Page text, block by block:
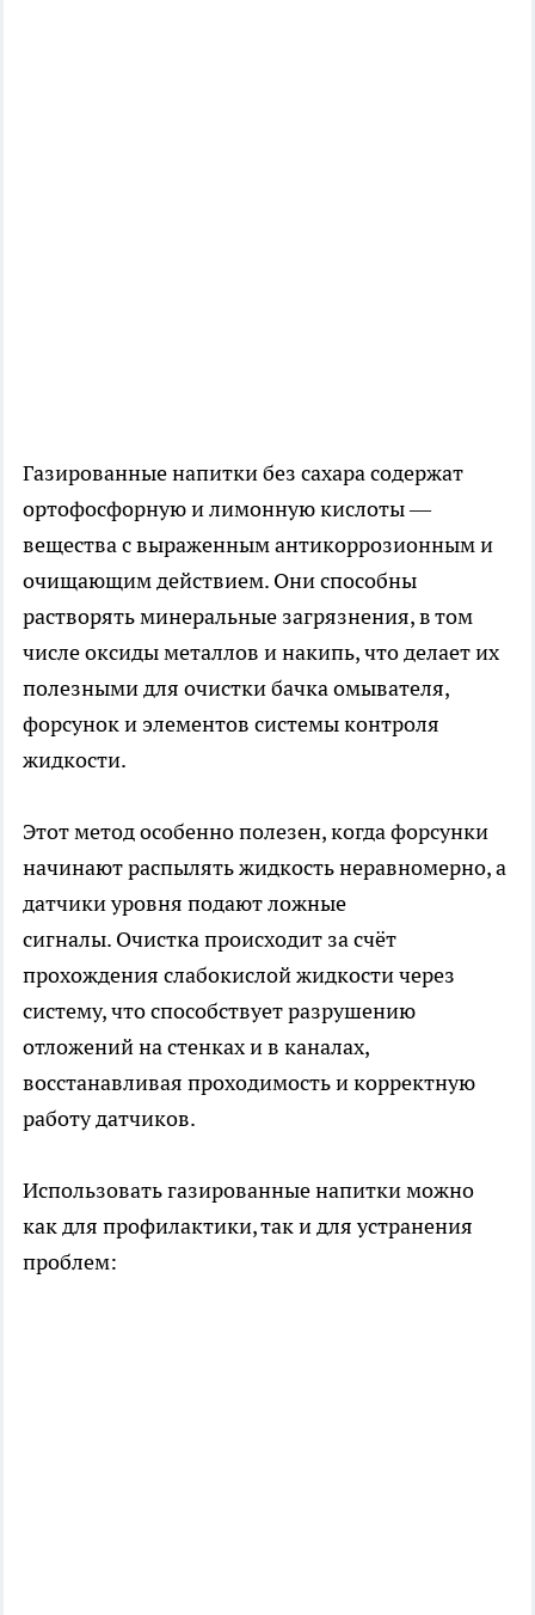
Газированные напитки без сахара содержат
ортофосфорную и лимонную кислоты —
вещества с выраженным антикоррозионным и
очищающим действием. Они способны
растворять минеральные загрязнения, в том
числе оксиды металлов и накипь, что делает их
полезными для очистки бачка омывателя,
форсунок и элементов системы контроля
жидкости.
Этот метод особенно полезен, когда форсунки
начинают распылять жидкость неравномерно, а
датчики уровня подают ложные
сигналы. Очистка происходит за счёт
прохождения слабокислой жидкости через
систему, что способствует разрушению
отложений на стенках и в каналах,
восстанавливая проходимость и корректную
работу датчиков.
Использовать газированные напитки можно
как для профилактики, так и для устранения
проблем: